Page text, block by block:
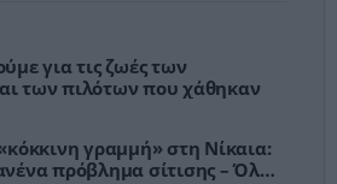
για τις ζωές των
των πιλότων που χάθηκαν
γραμμή» στη Νίκαια:
πρόβλημα σίτισης – Όλα